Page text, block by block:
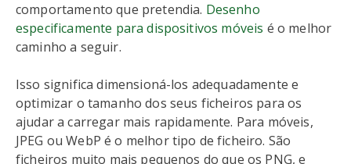
comportamento que pretendia. Desenho
especificamente para dispositivos móveis é o melhor
caminho a seguir.
Isso significa dimensioná-los adequadamente e
optimizar o tamanho dos seus ficheiros para os
ajudar a carregar mais rapidamente. Para móveis,
JPEG ou WebP é o melhor tipo de ficheiro. São
ficheiros muito mais pequenos do que os PNG, e